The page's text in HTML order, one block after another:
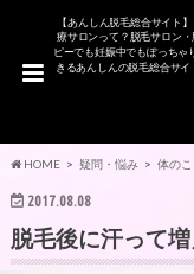
【あんしん脱毛総合サイト
療サロンって？脱毛サロン
ピーでも妊娠中でもぽっちゃ
きるあんしんの脱毛総合サ
HOME 疑問・悩み 体のこ
2017.08.08
脱毛後に汗って